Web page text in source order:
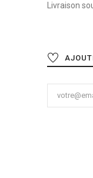
Livraison